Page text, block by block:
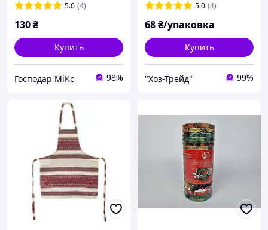
сівалки
5.0 (4)
130₴
Купить
Господар МіКс 98%
5.0 (4)
68₴/упаковка
Купить
"Хоз-Трейд" 99%